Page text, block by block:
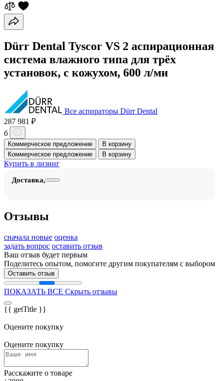
Dürr Dental Tyscor VS 2 аспирационная
система влажного типа для трёх
установок, с кожухом, 600 л/ми
Все аспираторы Dürr Dental
287 981 ₽
б
Коммерческое предложение
В корзину
Коммерческое предложение
В корзину
Купить в лизинг
Доставка,
Отзывы
сначала новые оценка
задать вопрос оставить отзыв
Ваш отзыв будет первым
Поделитесь опытом, помогите другим покупателям с выбором
Оставить отзыв
ПОКАЗАТЬ ВСЕ Скрыть отзывы
{{ getTitle }}
Оцените покупку
Оцените покупку
Расскажите о товаре